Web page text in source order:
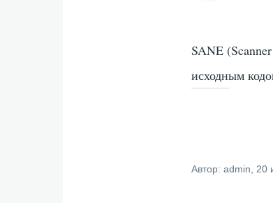
SANE
исходным
Автор:admin ,